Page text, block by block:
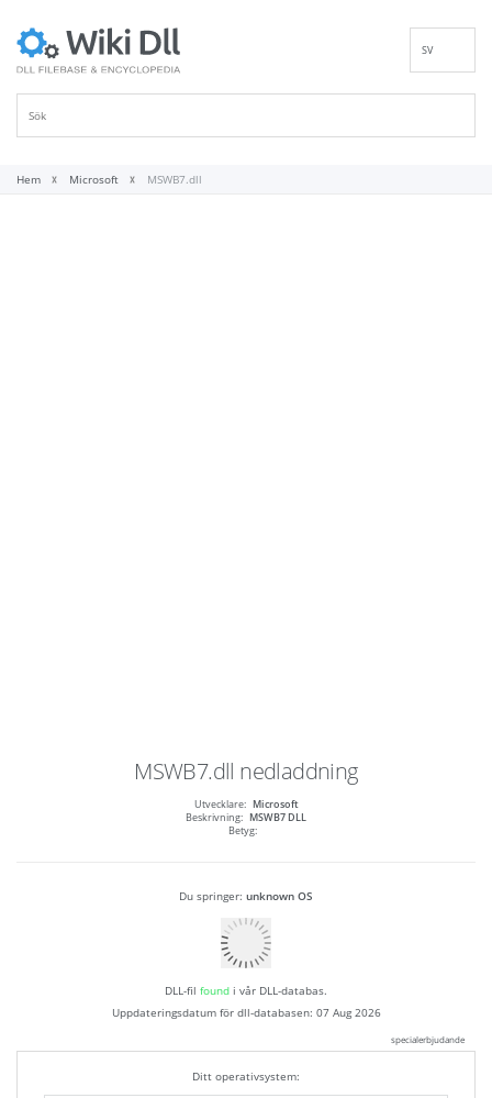
SV
Hem Microsoft MSWB7.dll
MSWB7.dll nedladdning
Utvecklare: Microsoft
Beskrivning: MSWB7 DLL
Betyg:
Du springer: unknown OS
DLL-fil found i vår DLL-databas.
Uppdateringsdatum för dll-databasen: 07 Aug 2026
specialerbjudande
Ditt operativsystem: